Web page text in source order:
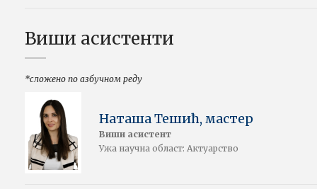
Виши асистенти
*сложено по азбучном реду
Наташа Тешић, мастер
Виши асистент
Ужа научна област: Актуарство